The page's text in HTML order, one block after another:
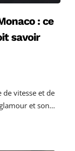
: ce
savoir
de vitesse et de
et son…